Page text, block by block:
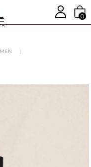
0
MEN